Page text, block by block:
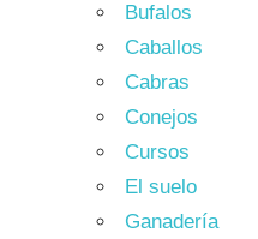
Bufalos
Caballos
Cabras
Conejos
Cursos
El suelo
Ganadería